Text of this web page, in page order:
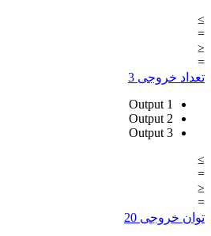
≥
=
≤
=
تعداد خروجی 3
1
Output
2
Output
3
Output
≥
=
≤
=
توان خروجی 20